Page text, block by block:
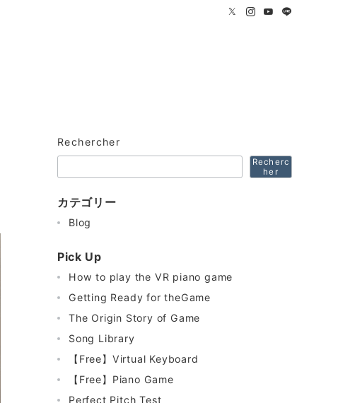
Rechercher
Recherc
her
カテゴリー
Blog
Pick Up
How to play the VR piano game
Getting Ready for theGame
The Origin Story of Game
Song Library
【Free】Virtual Keyboard
【Free】Piano Game
Perfect Pitch Test